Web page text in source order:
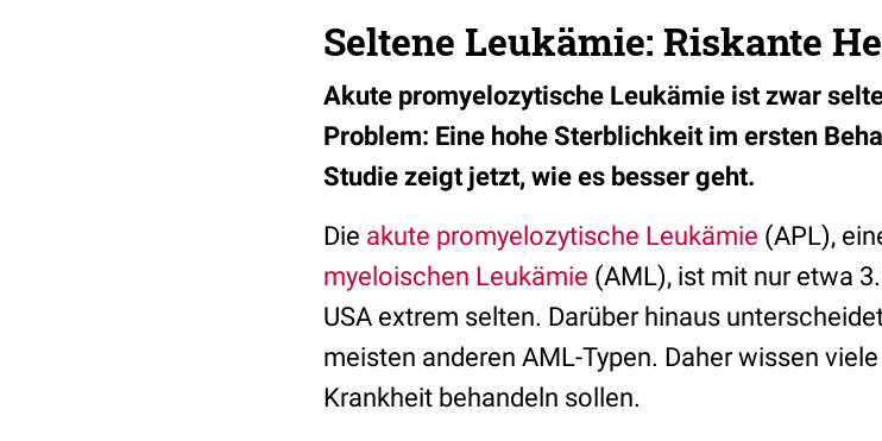
Seltene Leukämie: Riskante
Akute promyelozytische Leukämie ist zwar
Problem: Eine hohe Sterblichkeit im ersten
Studie zeigt jetzt, wie es besser geht.
Die akute promyelozytische Leukämie (APL),
myeloischen Leukämie (AML), ist mit nur etwa
USA extrem selten. Darüber hinaus
meisten anderen AML-Typen. Daher wissen
Krankheit behandeln sollen.